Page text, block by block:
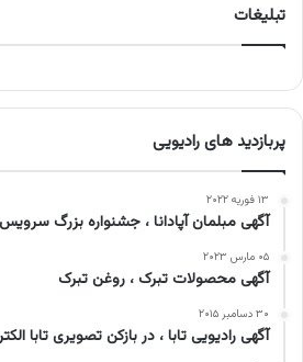
تبلیغات
پربازدید های رادیویی
۱۳ فوریه ۲۰۲۲
آگهی مبلمان آپادانا ، جشنواره بزرگ
۰۵ مارس ۲۰۲۳
آگهی محصولات تبرک ، روغن تبرک
۳۰ دسامبر ۲۰۱۵
آگهی رادیویی تابا ، در بازکن تصویری تابا